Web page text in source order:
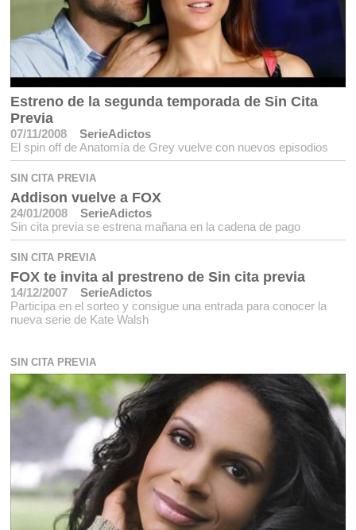
Estreno de la segunda temporada de Sin Cita
Previa
07/11/2008
SerieAdictos
El spin off de Anatomía de Grey vuelve con nuevos episodios
SIN CITA PREVIA
Addison vuelve a FOX
24/01/2008
SerieAdictos
Sin cita previa se estrena mañana en la cadena de pago
SIN CITA PREVIA
FOX te invita al prestreno de Sin cita previa
14/12/2007
SerieAdictos
Participa en el sorteo y consigue una entrada para conocer la
nueva serie de Kate Walsh
SIN CITA PREVIA